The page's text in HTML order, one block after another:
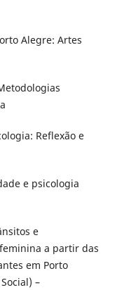
Alegre: Artes
Reflexão e
e psicologia
e
a partir das
em Porto
–